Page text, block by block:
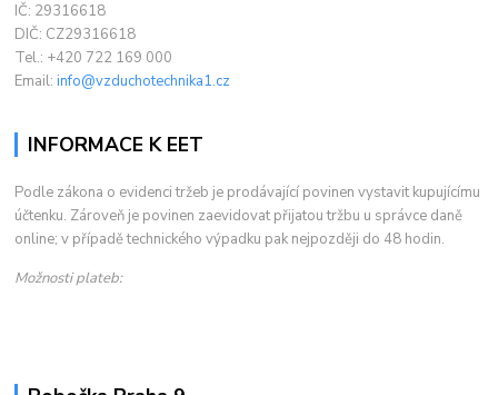
IČ: 29316618
DIČ: CZ29316618
Tel.: +420 722 169 000
Email:info@vzduchotechnika1.cz
INFORMACE K EET
Podle zákona o evidenci tržeb je prodávající povinen vystavit kupujícímu
účtenku. Zároveň je povinen zaevidovat přijatou tržbu u správce daně
online; v případě technického výpadku pak nejpozději do 48 hodin.
Možnosti plateb: